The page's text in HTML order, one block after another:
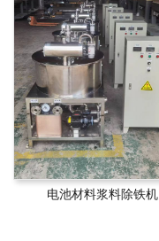
电池材料浆料除铁机